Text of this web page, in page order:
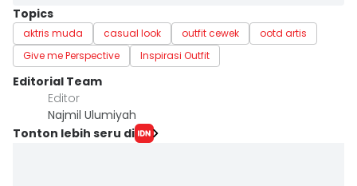
Topics
aktris muda casual look outfit cewek
ootd artis
Give me Perspective
Inspirasi Outfit
Editorial Team
Editor
Najmil Ulumiyah
Tonton lebih seru di